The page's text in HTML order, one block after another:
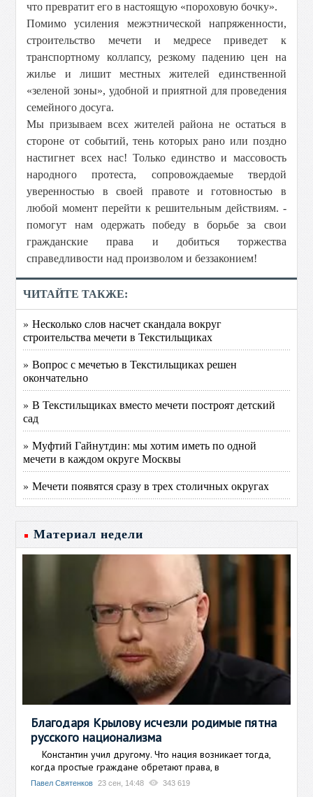
что превратит его в настоящую «пороховую бочку».
Помимо усиления межэтнической напряженности,
строительство мечети и медресе приведет к
транспортному коллапсу, резкому падению цен на
жилье и лишит местных жителей единственной
«зеленой зоны», удобной и приятной для проведения
семейного досуга.
Мы призываем всех жителей района не остаться в
стороне от событий, тень которых рано или поздно
настигнет всех нас! Только единство и массовость
народного протеста, сопровождаемые твердой
уверенностью в своей правоте и готовностью в
любой момент перейти к решительным действиям. -
помогут нам одержать победу в борьбе за свои
гражданские права и добиться торжества
справедливости над произволом и беззаконием!
ЧИТАЙТЕ ТАКЖЕ:
» Несколько слов насчет скандала вокруг
строительства мечети в Текстильщиках
» Вопрос с мечетью в Текстильщиках решен
окончательно
» В Текстильщиках вместо мечети построят детский
сад
» Муфтий Гайнутдин: мы хотим иметь по одной
мечети в каждом округе Москвы
» Мечети появятся сразу в трех столичных округах
Материал недели
Благодаря Крылову исчезли родимые пятна
русского национализма
Константин учил другому. Что нация возникает тогда,
когда простые граждане обретают права, в
Павел Святенков 23 сен, 14:48 343 619